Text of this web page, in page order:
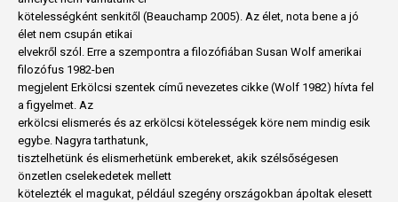
kötelességként senkitől (Beauchamp 2005). Az élet, nota bene a jó
élet nem csupán etikai
elvekről szól. Erre a szempontra a filozófiában Susan Wolf amerikai
filozófus 1982-ben
megjelent Erkölcsi szentek című nevezetes cikke (Wolf 1982) hívta fel
a figyelmet. Az
erkölcsi elismerés és az erkölcsi kötelességek köre nem mindig esik
egybe. Nagyra tarthatunk,
tisztelhetünk és elismerhetünk embereket, akik szélsőségesen
önzetlen cselekedetek mellett
kötelezték el magukat, például szegény országokban ápoltak elesett